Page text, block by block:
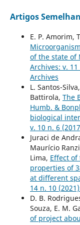
Artigos
E. P. Amorim,
of the state of
Archives: v.
Archives
L. Santos-
Battirola, The
Humb. &
biological
v. 10 n. 6
Juraci de
Maurício
Lima, Effect
properties of
at different
14 n. 10
D. B.
Souza, E. M.
of project